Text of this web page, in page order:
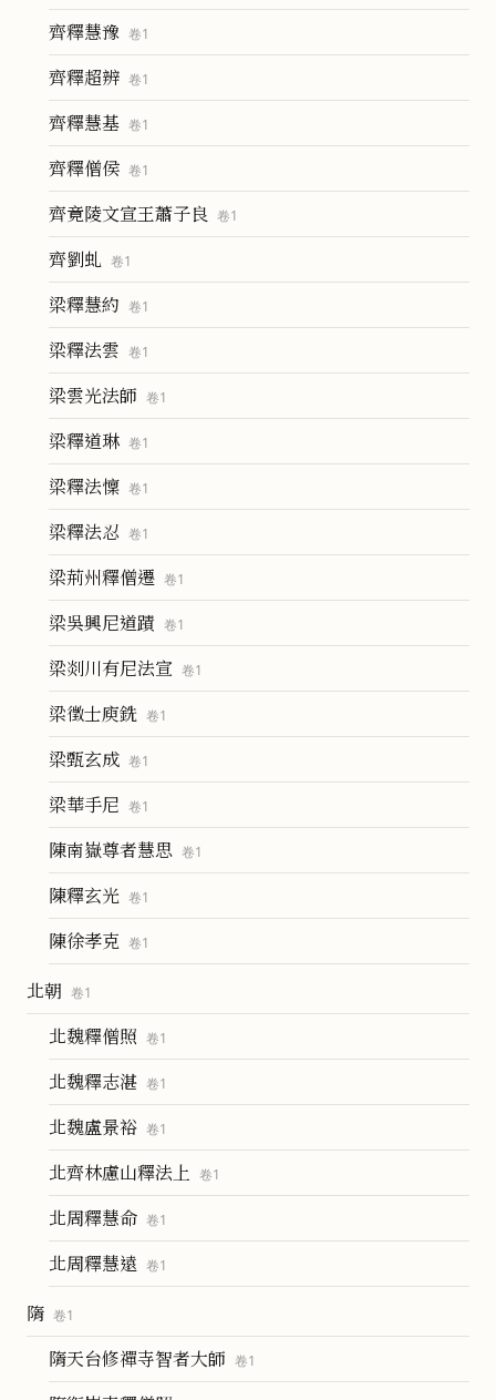
齊釋慧豫 卷1
齊釋超辨 卷1
齊釋慧基 卷1
齊釋僧侯 卷1
齊竟陵文宣王蕭子良 卷1
齊劉虬 卷1
梁釋慧約 卷1
梁釋法雲 卷1
梁雲光法師 卷1
梁釋道琳 卷1
梁釋法懍 卷1
梁釋法忍 卷1
梁荊州釋僧遷 卷1
梁吳興尼道蹟 卷1
梁剡川有尼法宣 卷1
梁徵士庾銑 卷1
梁甄玄成 卷1
梁華手尼 卷1
陳南嶽尊者慧思 卷1
陳釋玄光 卷1
陳徐孝克 卷1
北朝 卷1
北魏釋僧照 卷1
北魏釋志湛 卷1
北魏盧景裕 卷1
北齊林慮山釋法上 卷1
北周釋慧命 卷1
北周釋慧遠 卷1
隋 卷1
隋天台修禪寺智者大師 卷1